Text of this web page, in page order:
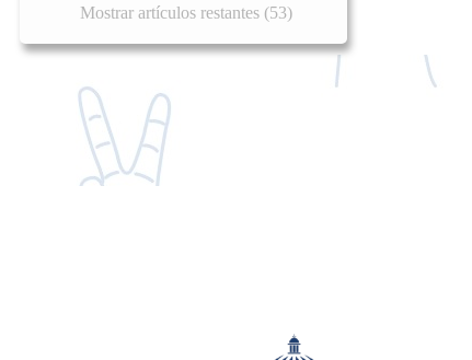
Mostrar artículos restantes (53)